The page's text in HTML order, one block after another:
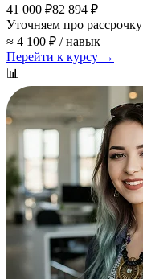
41 000 ₽82 894 ₽
Уточняем про рассрочку
≈ 4 100 ₽ / навык
Перейти к курсу →
📊